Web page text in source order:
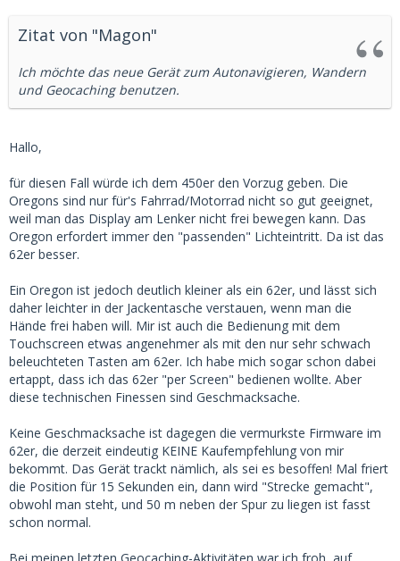
Zitat von "Magon"
Ich möchte das neue Gerät zum Autonavigieren, Wandern
und Geocaching benutzen.
Hallo,
für diesen Fall würde ich dem 450er den Vorzug geben. Die
Oregons sind nur für's Fahrrad/Motorrad nicht so gut geeignet,
weil man das Display am Lenker nicht frei bewegen kann. Das
Oregon erfordert immer den "passenden" Lichteintritt. Da ist das
62er besser.
Ein Oregon ist jedoch deutlich kleiner als ein 62er, und lässt sich
daher leichter in der Jackentasche verstauen, wenn man die
Hände frei haben will. Mir ist auch die Bedienung mit dem
Touchscreen etwas angenehmer als mit den nur sehr schwach
beleuchteten Tasten am 62er. Ich habe mich sogar schon dabei
ertappt, dass ich das 62er "per Screen" bedienen wollte. Aber
diese technischen Finessen sind Geschmacksache.
Keine Geschmacksache ist dagegen die vermurkste Firmware im
62er, die derzeit eindeutig KEINE Kaufempfehlung von mir
bekommt. Das Gerät trackt nämlich, als sei es besoffen! Mal friert
die Position für 15 Sekunden ein, dann wird "Strecke gemacht",
obwohl man steht, und 50 m neben der Spur zu liegen ist fasst
schon normal.